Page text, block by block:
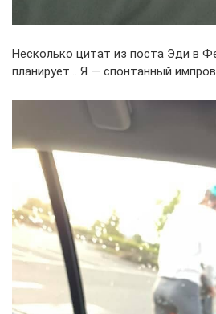
Несколько цитат из поста Эди в
планирует… Я — спонтанный